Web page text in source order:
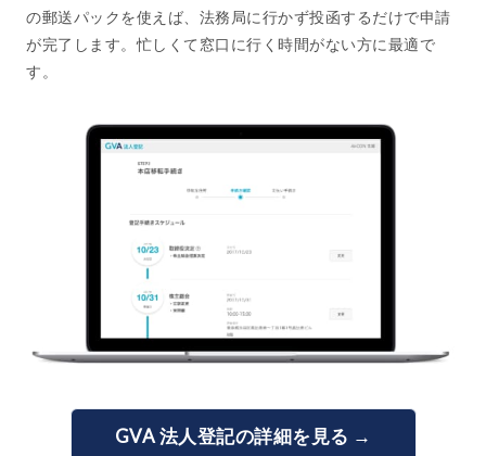
の郵送パックを使えば、法務局に行かず投函するだけで申請
が完了します。忙しくて窓口に行く時間がない方に最適で
す。
GVA 法人登記の詳細を見る →